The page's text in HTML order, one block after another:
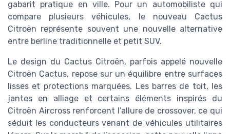
gabarit pratique en ville. Pour un automobiliste qui
compare plusieurs véhicules, le nouveau Cactus
Citroën représente souvent une nouvelle alternative
entre berline traditionnelle et petit SUV.
Le design du Cactus Citroën, parfois appelé nouvelle
Citroën Cactus, repose sur un équilibre entre surfaces
lisses et protections marquées. Les barres de toit, les
jantes en alliage et certains éléments inspirés du
Citroën Aircross renforcent l’allure de crossover, ce qui
séduit les conducteurs venant de véhicules utilitaires